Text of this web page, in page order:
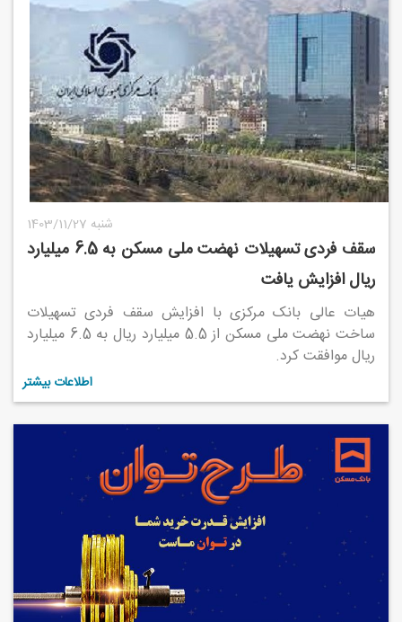
1403/11/27 شنبه
سقف فردی تسهیلات نهضت ملی مسکن به 6.5 میلیارد
ریال افزایش یافت
هیات عالی بانک مرکزی با افزایش سقف فردی تسهیلات
ساخت نهضت ملی مسکن از 5.5 میلیارد ریال به 6.5 میلیارد
ریال موافقت کرد.
اطلاعات بیشتر